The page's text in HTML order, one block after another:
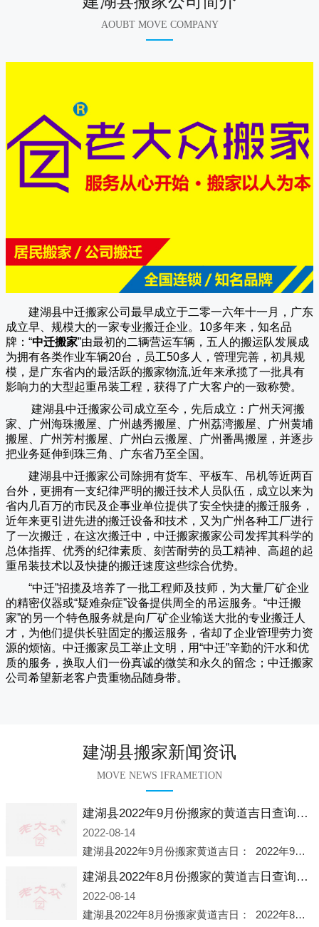
AOUBT MOVE COMPANY
建湖县中迁搬家公司 最早成立于二零一六年十一月，广东
成立早、规模大的一家专业搬迁企业。10多年来，知名品
牌：“中迁搬家”由最初的二辆营运车辆，五人的搬运队发展成
为拥有各类作业车辆20台，员工50多人，管理完善，初具规
模，是广东省内的最活跃的搬家物流,近年来承揽了一批具有
影响力的大型起重吊装工程，获得了广大客户的一致称赞。
建湖县中迁搬家公司成立至今，先后成立：广州天河搬
家、广州海珠搬屋、广州越秀搬屋、广州荔湾搬屋、广州黄埔
搬屋、广州芳村搬屋、广州白云搬屋、广州番禺搬屋，并逐步
把业务延伸到珠三角、广东省乃至全国。
建湖县中迁搬家公司除拥有货车、平板车、吊机等近两百
台外，更拥有一支纪律严明的搬迁技术人员队伍，成立以来为
省内几百万的市民及企事业单位提供了安全快捷的搬迁服务，
近年来更引进先进的搬迁设备和技术，又为广州各种工厂进行
了一次搬迁，在这次搬迁中， 中迁搬家搬家公司发挥其科学的
总体指挥、优秀的纪律素质、刻苦耐劳的员工精神、高超的起
重吊装技术以及快捷的搬迁速度这些综合优势。
“中迁”招揽及培养了一批工程师及技师，为大量厂矿企业
的精密仪器或“疑难杂症”设备提供周全的吊运服务。“中迁搬
家”的另一个特色服务就是向厂矿企业输送大批的专业搬迁人
才，为他们提供长驻固定的搬运服务，省却了企业管理劳力资
源的烦恼。 中迁搬家员工举止文明，用“中迁”辛勤的汗水和优
质的服务，换取人们一份真诚的微笑和永久的留念； 中迁搬家
公司希望新老客户贵重物品随身带。
建湖县搬家新闻资讯
MOVE NEWS IFRAMETION
建湖县2022年9月份搬家的黄道吉日查询大全一览表哪天适合搬家好日子
2022-08-14
建湖县2022年9月份搬家黄道吉日： 2022年9月6日 「星期二」 农历八月十一2022年9月12日 「星期一」 农历八月十七2022年9月16日 「星期五」 农历八月廿一2022年9月2
建湖县2022年8月份搬家的黄道吉日查询大全一览表哪天适合搬家好日子
2022-08-14
建湖县2022年8月份搬家黄道吉日： 2022年8月2日 「星期二」 农历七月初五2022年8月6日 「星期六」 农历七月初九2022年8月8日 「星期一」 农历七月十一2022年8月10日 「